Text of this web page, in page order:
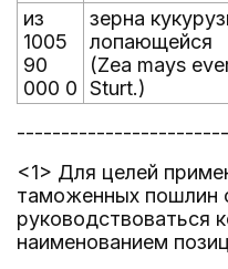
из
1005
90
000 0
зерна
лопающейся
(Zea mays
Sturt.)
<1> Для целей
таможенных пошлин
наименованием